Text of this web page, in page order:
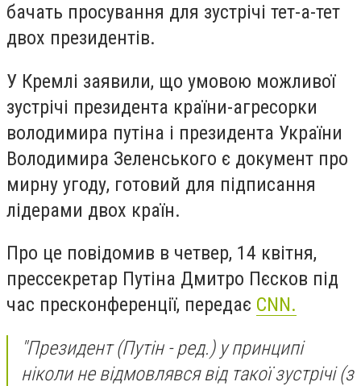
бачать просування для зустрічі тет-а-тет
двох президентів.
У Кремлі заявили, що умовою можливої ​​
зустрічі президента країни-агресорки
володимира путіна і президента України
Володимира Зеленського є документ про
мирну угоду, готовий для підписання
лідерами двох країн.
Про це повідомив в четвер, 14 квітня,
прессекретар Путіна Дмитро Пєсков під
час пресконференції, передає CNN.
"Президент (Путін - ред.) у принципі
ніколи не відмовлявся від такої зустрічі (з